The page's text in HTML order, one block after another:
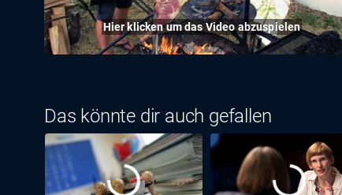
Hier klicken um das Video abzuspielen
Das könnte dir auch gefallen